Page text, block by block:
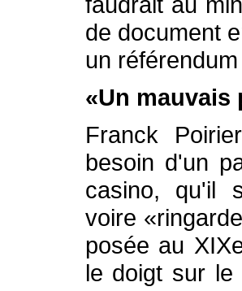
de document
un
«Un mauvais
Franck
besoin d'un
casino, qu'il
voire
posée au
le doigt sur le